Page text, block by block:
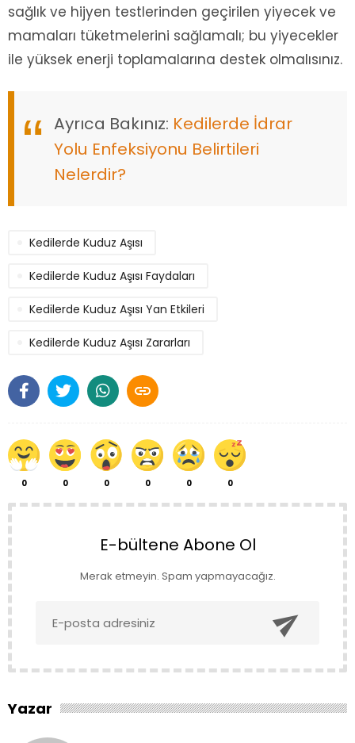

0 0 0 0 0 0
sağlık ve hijyen testlerinden geçirilen yiyecek ve
mamaları tüketmelerini sağlamalı; bu yiyecekler
ile yüksek enerji toplamalarına destek olmalısınız.
Ayrıca Bakınız: Kedilerde İdrar
Yolu Enfeksiyonu Belirtileri
Nelerdir?
Kedilerde Kuduz Aşısı
Kedilerde Kuduz Aşısı Faydaları
Kedilerde Kuduz Aşısı Yan Etkileri
Kedilerde Kuduz Aşısı Zararları
E-bültene Abone Ol
Merak etmeyin. Spam yapmayacağız.

Yazar